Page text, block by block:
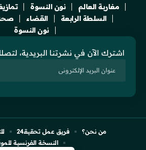
مغاربة العالم
نون النسوة
السلطة الرابعة
القضاء
نون النسوة
اشترك الآن في نشرتنا البريدية،
من نحن؟ فريق عمل تحقيقـ24
النسخة الفرنسية